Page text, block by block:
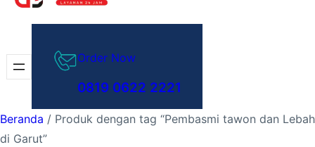
Order Now
0819 0622 2221
Beranda / Produk dengan tag “Pembasmi tawon dan Lebah
di Garut”